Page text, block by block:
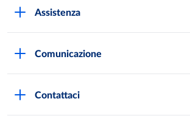
Metro AG
Assistenza
Comunicazione
Contattaci